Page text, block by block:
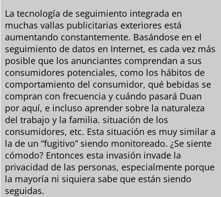
La tecnología de seguimiento integrada en
muchas vallas publicitarias exteriores está
aumentando constantemente. Basándose en el
seguimiento de datos en Internet, es cada vez más
posible que los anunciantes comprendan a sus
consumidores potenciales, como los hábitos de
comportamiento del consumidor, qué bebidas se
compran con frecuencia y cuándo pasará Duan
por aquí, e incluso aprender sobre la naturaleza
del trabajo y la familia. situación de los
consumidores, etc. Esta situación es muy similar a
la de un “fugitivo” siendo monitoreado. ¿Se siente
cómodo? Entonces esta invasión invade la
privacidad de las personas, especialmente porque
la mayoría ni siquiera sabe que están siendo
seguidas.